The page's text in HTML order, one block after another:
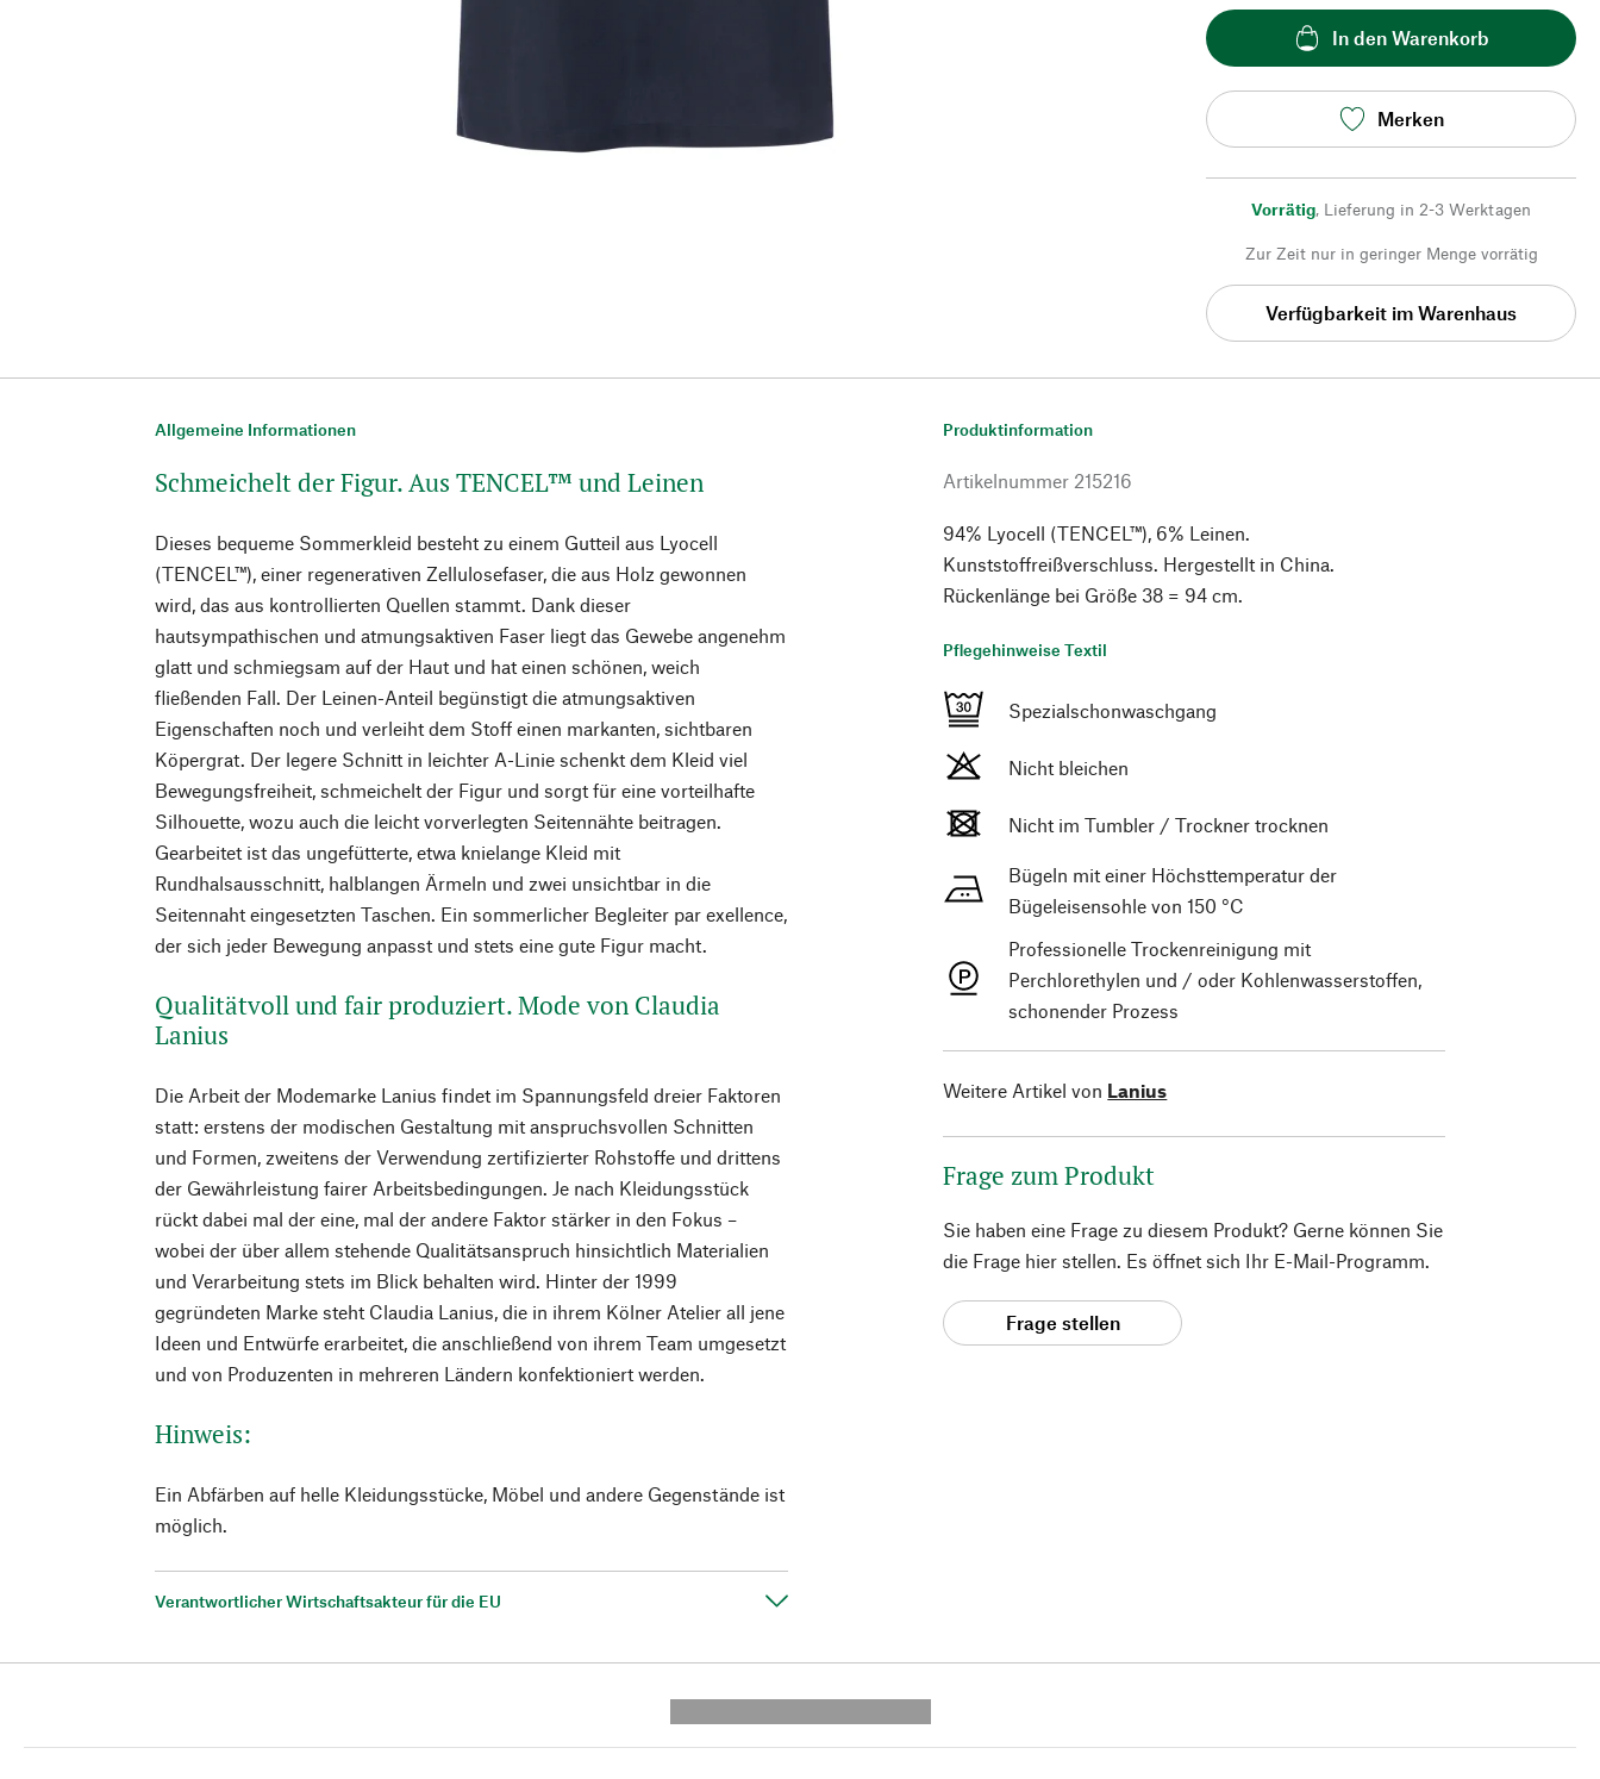
In den Warenkorb
Merken
Vorrätig, Lieferung in 2-3 Werktagen
Zur Zeit nur in geringer Menge vorrätig
Verfügbarkeit im Warenhaus
Allgemeine Informationen
Schmeichelt der Figur. Aus TENCEL™ und Leinen
Dieses bequeme Sommerkleid besteht zu einem Gutteil aus Lyocell
(TENCEL™), einer regenerativen Zellulosefaser, die aus Holz gewonnen
wird, das aus kontrollierten Quellen stammt. Dank dieser
hautsympathischen und atmungsaktiven Faser liegt das Gewebe angenehm
glatt und schmiegsam auf der Haut und hat einen schönen, weich
fließenden Fall. Der Leinen-Anteil begünstigt die atmungsaktiven
Eigenschaften noch und verleiht dem Stoff einen markanten, sichtbaren
Köpergrat. Der legere Schnitt in leichter A-Linie schenkt dem Kleid viel
Bewegungsfreiheit, schmeichelt der Figur und sorgt für eine vorteilhafte
Silhouette, wozu auch die leicht vorverlegten Seitennähte beitragen.
Gearbeitet ist das ungefütterte, etwa knielange Kleid mit
Rundhalsausschnitt, halblangen Ärmeln und zwei unsichtbar in die
Seitennaht eingesetzten Taschen. Ein sommerlicher Begleiter par exellence,
der sich jeder Bewegung anpasst und stets eine gute Figur macht.
Qualitätvoll und fair produziert. Mode von Claudia
Lanius
Die Arbeit der Modemarke Lanius findet im Spannungsfeld dreier Faktoren
statt: erstens der modischen Gestaltung mit anspruchsvollen Schnitten
und Formen, zweitens der Verwendung zertifizierter Rohstoffe und drittens
der Gewährleistung fairer Arbeitsbedingungen. Je nach Kleidungsstück
rückt dabei mal der eine, mal der andere Faktor stärker in den Fokus –
wobei der über allem stehende Qualitätsanspruch hinsichtlich Materialien
und Verarbeitung stets im Blick behalten wird. Hinter der 1999
gegründeten Marke steht Claudia Lanius, die in ihrem Kölner Atelier all jene
Ideen und Entwürfe erarbeitet, die anschließend von ihrem Team umgesetzt
und von Produzenten in mehreren Ländern konfektioniert werden.
Hinweis:
Ein Abfärben auf helle Kleidungsstücke, Möbel und andere Gegenstände ist
möglich.
Verantwortlicher Wirtschaftsakteur für die EU
Produktinformation
Artikelnummer 215216
94% Lyocell (TENCEL™), 6% Leinen.
Kunststoffreißverschluss. Hergestellt in China.
Rückenlänge bei Größe 38 = 94 cm.
Pflegehinweise Textil
Spezialschonwaschgang
Nicht bleichen
Nicht im Tumbler / Trockner trocknen
Bügeln mit einer Höchsttemperatur der
Bügeleisensohle von 150 °C
Professionelle Trockenreinigung mit
Perchlorethylen und / oder Kohlenwasserstoffen,
schonender Prozess
Weitere Artikel von Lanius
Frage zum Produkt
Sie haben eine Frage zu diesem Produkt? Gerne können Sie
die Frage hier stellen. Es öffnet sich Ihr E-Mail-Programm.
Frage stellen